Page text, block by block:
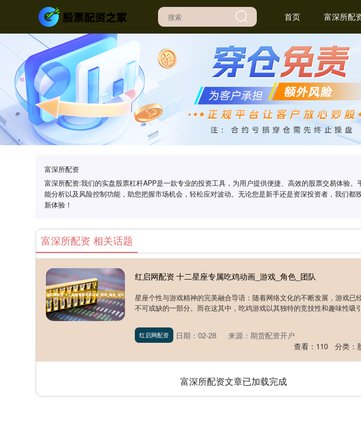
首页 富深所配
富深所配资
富深所配资:我们的实盘股票杠杆APP是一款专业的投资工具，为用户提供便捷、高效的股票交易体验
能分析以及风险控制功能，助您把握市场机会，轻松应对波动。无论您是新手还是资深投资者，我们
新体验！
富深所配资 相关话题
红启网配资 十二星座专属吃鸡动画_游戏_角色_团队
星座个性与游戏精神的完美融合导语：随着网络文化的不断发展，游戏已
不可或缺的一部分。而在这其中，吃鸡游戏以其独特的竞技性和趣味性吸
红启网配资 日期：02-28
来源：期货配资开户
查看： 110 分类：
富深所配资文章已加载完成